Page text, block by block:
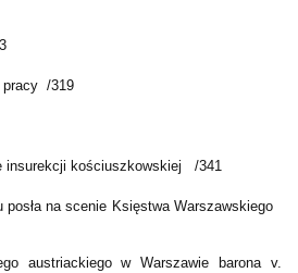
pracy /319
insurekcji kościuszkowskiej /341
na scenie Księstwa Warszawskiego
austriackiego w Warszawie barona v.